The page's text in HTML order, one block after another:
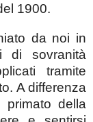
1900.
da noi in
di sovranità
tramite
A differenza
della